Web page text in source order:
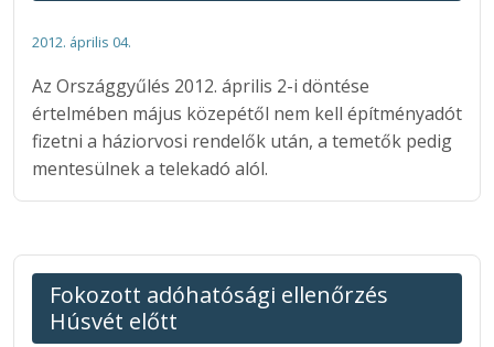
2012. április 04.
Az Országgyűlés 2012. április 2-i döntése
értelmében május közepétől nem kell építményadót
fizetni a háziorvosi rendelők után, a temetők pedig
mentesülnek a telekadó alól.
Fokozott adóhatósági ellenőrzés
Húsvét előtt